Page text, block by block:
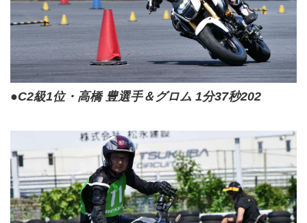
●C2級1位・高橋 豊選手＆グロム 1分37秒202